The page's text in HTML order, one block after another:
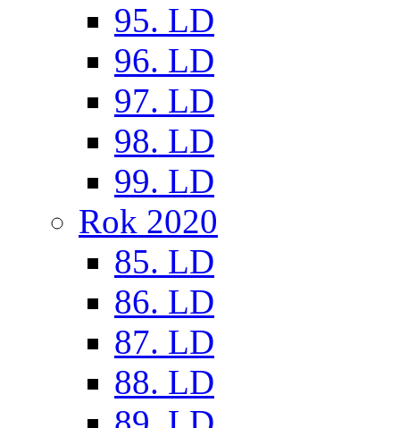
95. LD
96. LD
97. LD
98. LD
99. LD
Rok 2020
85. LD
86. LD
87. LD
88. LD